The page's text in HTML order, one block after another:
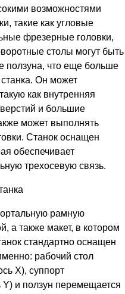
возможностями
такие как угловые
фрезерные головки,
столы могут быть
ползуна, что еще больше
Он может
как внутренняя
и большие
может выполнять
Станок оснащен
обеспечивает
трехосевую связь.
рамную
а также макет, в котором
стандартно оснащен
рабочий стол
X), суппорт
и ползун перемещается